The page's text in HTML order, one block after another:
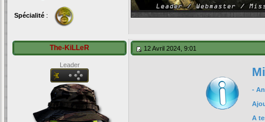
Spécialité :
The-KiLLeR
Leader
12 Avril 2024, 9:01
-
A